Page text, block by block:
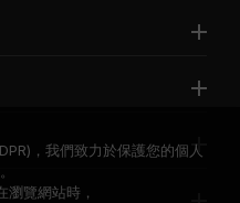
，我們致力於保護您的個人
覽網站時，